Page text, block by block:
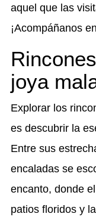
aquel que las
¡Acompáñanos
joya
Explorar los
es descubrir la
Entre sus
encaladas se
encanto, donde
patios floridos y